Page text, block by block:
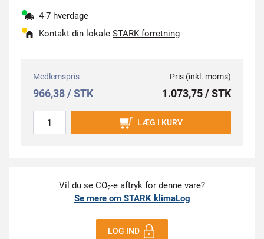
4-7 hverdage
Kontakt din lokale STARK forretning
Medlemspris
966,38 / STK
Pris (inkl. moms)
1.073,75 / STK
LÆG I KURV
Vil du se CO2-e aftryk for denne vare?
Se mere om STARK klimaLog
LOG IND